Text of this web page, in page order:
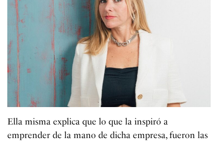
Ella misma explica que lo que la inspiró a
emprender de la mano de dicha empresa, fueron las